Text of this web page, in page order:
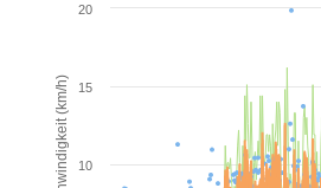
10
15
20